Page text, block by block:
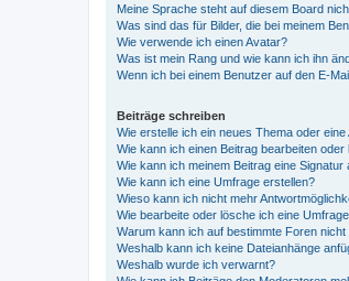
Meine Sprache steht auf diesem Board
Was sind das für Bilder, die bei meinem
Wie verwende ich einen Avatar?
Was ist mein Rang und wie kann ich ihn
Wenn ich bei einem Benutzer auf den E-
Beiträge schreiben
Wie erstelle ich ein neues Thema oder eine
Wie kann ich einen Beitrag bearbeiten oder
Wie kann ich meinem Beitrag eine Signatur
Wie kann ich eine Umfrage erstellen?
Wieso kann ich nicht mehr
Wie bearbeite oder lösche ich eine
Warum kann ich auf bestimmte Foren nicht
Weshalb kann ich keine Dateianhänge
Weshalb wurde ich verwarnt?